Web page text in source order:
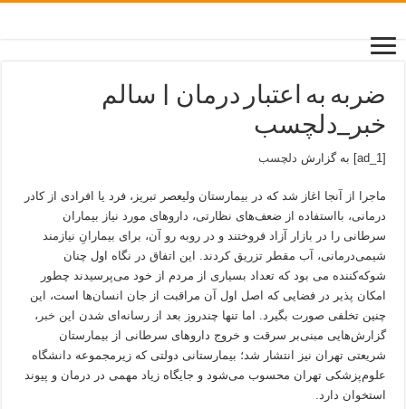
ضربه به اعتبار درمان | سالم
خبر_دلچسب
[ad_1] به گزارش دلچسب
ماجرا از آنجا اغاز شد که در بیمارستان ولیعصر تبریز، فرد یا افرادی از کادر
درمانی، بااستفاده از ضعف‌های نظارتی، داروهای مورد نیاز بیماران
سرطانی را در بازار آزاد فروختند و در روبه رو آن، برای بیمارانِ نیازمند
شیمی‌درمانی، آب مقطر تزریق کردند. این اتفاق در نگاه اول چنان
شوکه‌کننده می بود که تعداد بسیاری از مردم از خود می‌پرسیدند چطور
امکان پذیر در فضایی که اصل اول آن مراقبت از جان انسان‌ها است، این
چنین تخلفی صورت بگیرد. اما تنها چندروز بعد از رسانه‌ای‌ شدن این خبر ،
گزارش‌هایی مبنی‌بر سرقت و خروج داروهای سرطانی از بیمارستان
شریعتی تهران نیز انتشار شد؛ بیمارستانی دولتی که زیرمجموعه دانشگاه
علوم‌پزشکی تهران محسوب می‌شود و جایگاه زیاد مهمی در درمان و پیوند
استخوان دارد.